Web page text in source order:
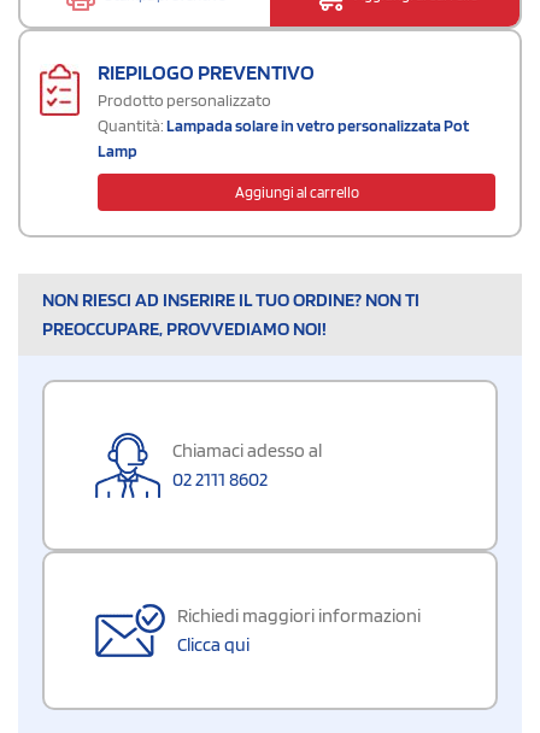
RIEPILOGO PREVENTIVO
Prodotto personalizzato
Quantità:Lampada solare in vetro personalizzata Pot
Lamp
Aggiungi al carrello
NON RIESCI AD INSERIRE IL TUO ORDINE? NON TI
PREOCCUPARE, PROVVEDIAMO NOI!
Chiamaci adesso al
02 2111 8602
Richiedi maggiori informazioni
Clicca qui